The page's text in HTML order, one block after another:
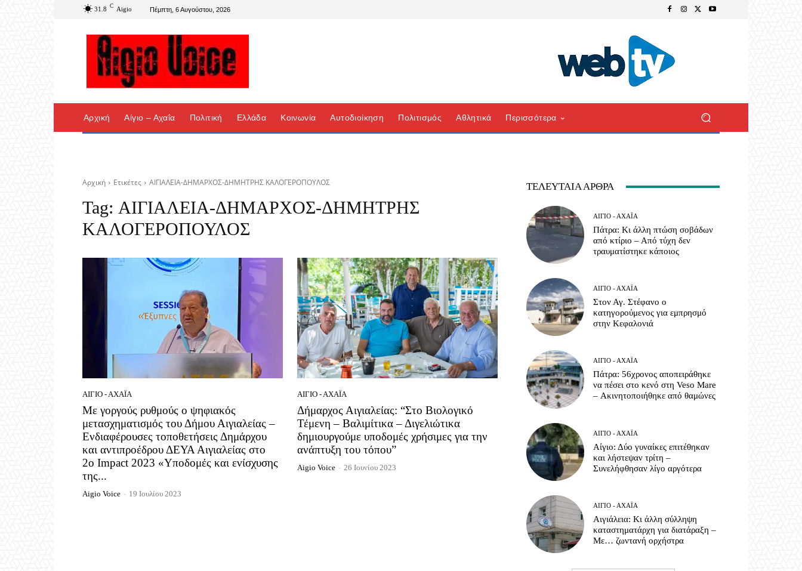
31.8 C Aigio Πέμπτη, 6 Αυγούστου, 2026
Αρχική Αίγιο – Αχαΐα Πολιτική Ελλάδα Κοινωνία Αυτοδιοίκηση Πολιτισμός Αθλητικά Περισσότερα
Αρχική Ετικέτες ΑΙΓΙΑΛΕΙΑ-ΔΗΜΑΡΧΟΣ-ΔΗΜΗΤΡΗΣ ΚΑΛΟΓΕΡΟΠΟΥΛΟΣ
Tag: ΑΙΓΙΑΛΕΙΑ-ΔΗΜΑΡΧΟΣ-ΔΗΜΗΤΡΗΣ
ΚΑΛΟΓΕΡΟΠΟΥΛΟΣ
ΑΊΓΙΟ - ΑΧΑΪ́Α
Με γοργούς ρυθμούς ο ψηφιακός
μετασχηματισμός του Δήμου Αιγιαλείας –
Ενδιαφέρουσες τοποθετήσεις Δημάρχου
και αντιπροέδρου ΔΕΥΑ Αιγιαλείας στο
2ο Impact 2023 «Υποδομές και ενίσχυσης
της...
Aigio Voice - 19 Ιουλίου 2023
ΑΊΓΙΟ - ΑΧΑΪ́Α
Δήμαρχος Αιγιαλείας: “Στο Βιολογικό
Τέμενη – Βαλιμίτικα – Διγελιώτικα
δημιουργούμε υποδομές χρήσιμες για την
ανάπτυξη του τόπου”
Aigio Voice - 26 Ιουνίου 2023
ΤΕΛΕΥΤΑΊΑ ΆΡΘΡΑ
ΑΊΓΙΟ - ΑΧΑΪ́Α
Πάτρα: Κι άλλη πτώση σοβάδων
από κτίριο – Από τύχη δεν
τραυματίστηκε κάποιος
ΑΊΓΙΟ - ΑΧΑΪ́Α
Στον Αγ. Στέφανο ο
κατηγορούμενος για εμπρησμό
στην Κεφαλονιά
ΑΊΓΙΟ - ΑΧΑΪ́Α
Πάτρα: 56χρονος αποπειράθηκε
να πέσει στο κενό στη Veso Mare
– Ακινητοποιήθηκε από θαμώνες
ΑΊΓΙΟ - ΑΧΑΪ́Α
Αίγιο: Δύο γυναίκες επιτέθηκαν
και λήστεψαν τρίτη –
Συνελήφθησαν λίγο αργότερα
ΑΊΓΙΟ - ΑΧΑΪ́Α
Αιγιάλεια: Κι άλλη σύλληψη
καταστηματάρχη για διατάραξη –
Με… ζωντανή ορχήστρα